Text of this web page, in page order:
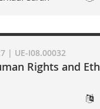
| UE-I08.00032
Rights and